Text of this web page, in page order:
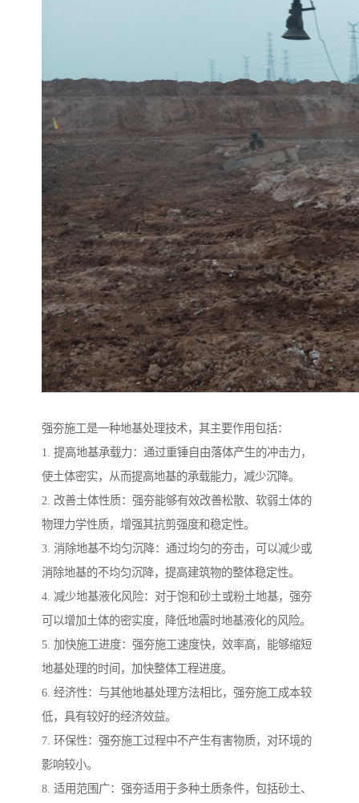
强夯施工是一种地基处理技术，其主要作用包括：
1. 提高地基承载力：通过重锤自由落体产生的冲击力，
使土体密实，从而提高地基的承载能力，减少沉降。
2. 改善土体性质：强夯能够有效改善松散、软弱土体的
物理力学性质，增强其抗剪强度和稳定性。
3. 消除地基不均匀沉降：通过均匀的夯击，可以减少或
消除地基的不均匀沉降，提高建筑物的整体稳定性。
4. 减少地基液化风险：对于饱和砂土或粉土地基，强夯
可以增加土体的密实度，降低地震时地基液化的风险。
5. 加快施工进度：强夯施工速度快，效率高，能够缩短
地基处理的时间，加快整体工程进度。
6. 经济性：与其他地基处理方法相比，强夯施工成本较
低，具有较好的经济效益。
7. 环保性：强夯施工过程中不产生有害物质，对环境的
影响较小。
8. 适用范围广：强夯适用于多种土质条件，包括砂土、